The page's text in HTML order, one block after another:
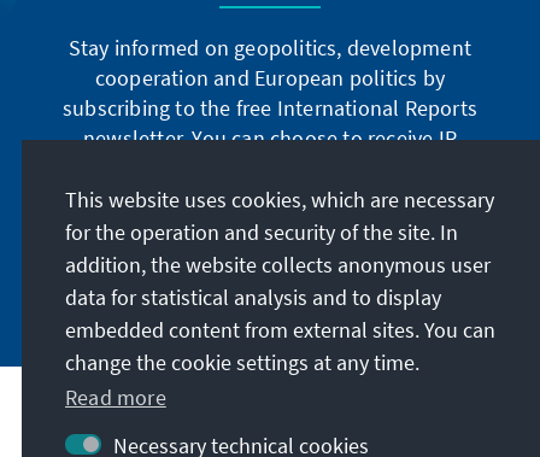
Stay informed on geopolitics, development
cooperation and European politics by
subscribing to the free International Reports
newsletter. You can choose to receive IR
German or have the print version sent to you in
German or English.
Jetzt abonnieren
This website uses cookies, which are necessary
for the operation and security of the site. In
addition, the website collects anonymous user
data for statistical analysis and to display
embedded content from external sites. You can
change the cookie settings at any time.
Read more
Necessary technical cookies